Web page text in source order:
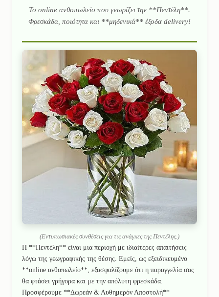
Το online ανθοπωλείο που γνωρίζει την **Πεντέλη**.
Φρεσκάδα, ποιότητα και **μηδενικά** έξοδα delivery!
(Εντυπωσιακές συνθέσεις για τις ανάγκες της Πεντέλης.)
Η **Πεντέλη** είναι μια περιοχή με ιδιαίτερες απαιτήσεις
λόγω της γεωγραφικής της θέσης. Εμείς, ως εξειδικευμένο
**online ανθοπωλείο**, εξασφαλίζουμε ότι η παραγγελία σας
θα φτάσει γρήγορα και με την απόλυτη φρεσκάδα.
Προσφέρουμε **Δωρεάν & Αυθημερόν Αποστολή**